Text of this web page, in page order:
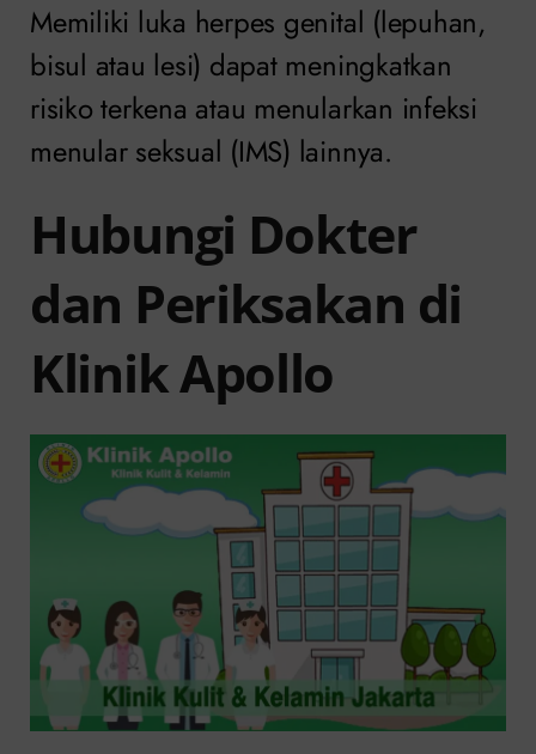
Memiliki luka herpes genital (lepuhan,
bisul atau lesi) dapat meningkatkan
risiko terkena atau menularkan infeksi
menular seksual (IMS) lainnya.
Hubungi Dokter
dan Periksakan di
Klinik Apollo